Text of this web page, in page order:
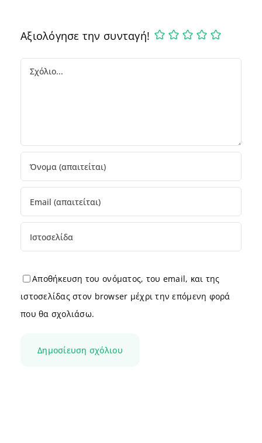
Αξιολόγησε την συνταγή!
Comment
Αποθήκευση του ονόματος, του email, και της
ιστοσελίδας στον browser μέχρι την επόμενη φορά
που θα σχολιάσω.